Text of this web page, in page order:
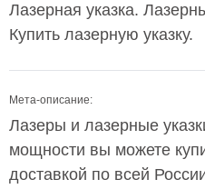
Лазерная указка.
Купить лазерную указку.
Мета-описание:
Лазеры и лазерные
мощности вы можете
доставкой по всей